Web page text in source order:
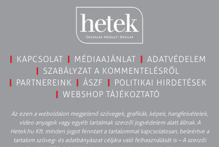
KAPCSOLAT MÉDIAAJÁNLAT
ADATVÉDELEM
SZABÁLYZAT A KOMMENTELÉSRŐL
PARTNEREINK
ÁSZF
POLITIKAI HIRDETÉSEK
WEBSHOP TÁJÉKOZTATÓ
Az ezen a weboldalon megjelenő szövegek, grafikák, képek, hangfelvételek,
video anyagok vagy egyéb tartalmak szerzői jogvédelem alatt állnak. A
Hetek.hu Kft. minden jogot fenntart a tartalommal kapcsolatosan, beleértve a
tartalom szöveg- és adatbányászat céljára való felhasználását is – A szerzői